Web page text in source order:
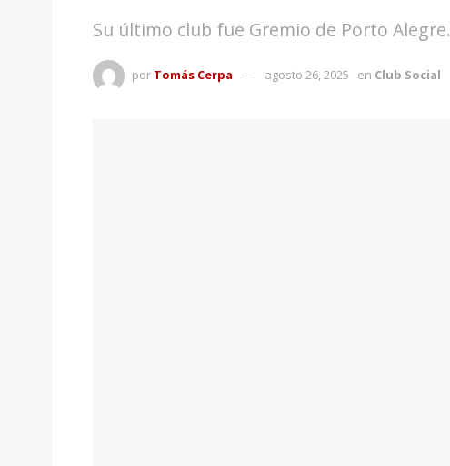
Su último club fue Gremio de Porto Alegre.
por Tomás Cerpa agosto 26, 2025 en Club Social